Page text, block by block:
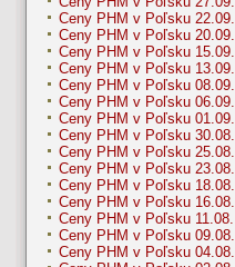
Ceny PHM v Poľsku 22.09.
Ceny PHM v Poľsku 20.09.
Ceny PHM v Poľsku 15.09.
Ceny PHM v Poľsku 13.09.
Ceny PHM v Poľsku 08.09.
Ceny PHM v Poľsku 06.09.
Ceny PHM v Poľsku 01.09.
Ceny PHM v Poľsku 30.08.
Ceny PHM v Poľsku 25.08.
Ceny PHM v Poľsku 23.08.
Ceny PHM v Poľsku 18.08.
Ceny PHM v Poľsku 16.08.
Ceny PHM v Poľsku 11.08.
Ceny PHM v Poľsku 09.08.
Ceny PHM v Poľsku 04.08.